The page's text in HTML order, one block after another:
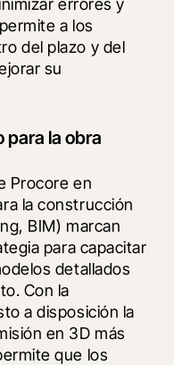
errores y
a los
del plazo y del
su
para la obra
Procore en
la construcción
BIM) marcan
para capacitar
detallados
Con la
a disposición la
en 3D más
que los